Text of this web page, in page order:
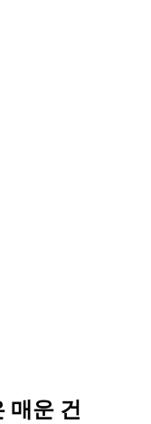
매운 건